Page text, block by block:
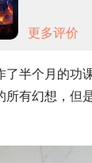
更多评价
半个月的
有幻想，